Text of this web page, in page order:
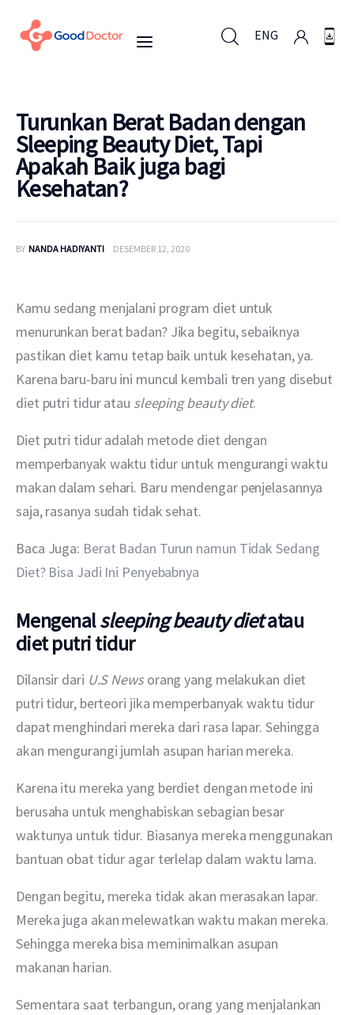
ENG
Untuk Bisnis
Mengapa Good Doctor
Layanan
Turunkan Berat Badan dengan
Sleeping Beauty Diet, Tapi
Apakah Baik juga bagi
Kesehatan?
BY NANDA HADIYANTI DESEMBER 12, 2020
Kamu sedang menjalani program diet untuk
menurunkan berat badan? Jika begitu, sebaiknya
pastikan diet kamu tetap baik untuk kesehatan, ya.
Karena baru-baru ini muncul kembali tren yang disebut
diet putri tidur atau sleeping beauty diet.
Diet putri tidur adalah metode diet dengan
memperbanyak waktu tidur untuk mengurangi waktu
makan dalam sehari. Baru mendengar penjelasannya
saja, rasanya sudah tidak sehat.
Baca Juga: Berat Badan Turun namun Tidak Sedang
Diet? Bisa Jadi Ini Penyebabnya
Mengenalsleeping beauty dietatau
diet putri tidur
Dilansir dari U.S News orang yang melakukan diet
putri tidur, berteori jika memperbanyak waktu tidur
dapat menghindari mereka dari rasa lapar. Sehingga
akan mengurangi jumlah asupan harian mereka.
Karena itu mereka yang berdiet dengan metode ini
berusaha untuk menghabiskan sebagian besar
waktunya untuk tidur. Biasanya mereka menggunakan
bantuan obat tidur agar terlelap dalam waktu lama.
Dengan begitu, mereka tidak akan merasakan lapar.
Mereka juga akan melewatkan waktu makan mereka.
Sehingga mereka bisa meminimalkan asupan
makanan harian.
Sementara saat terbangun, orang yang menjalankan